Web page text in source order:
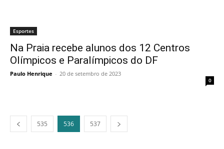
Esportes
Na Praia recebe alunos dos 12 Centros
Olímpicos e Paralímpicos do DF
Paulo Henrique - 20 de setembro de 2023
0
535 536 537